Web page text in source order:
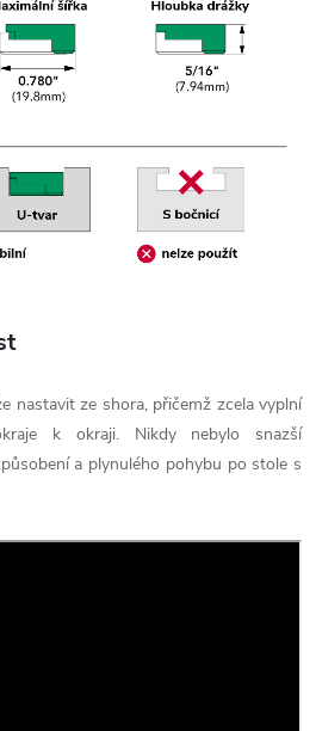
nastavit ze shora, přičemž zcela vyplní
k okraji. Nikdy nebylo snazší
a plynulého pohybu po stole s